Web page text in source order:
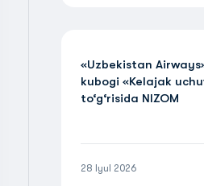
«Uzbekistan
kubogi «Kelajak
to‘g‘risida NIZOM
28 Iyul 2026